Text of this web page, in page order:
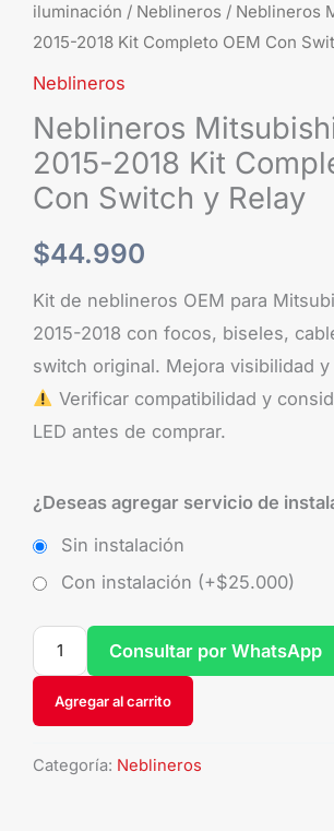
iluminación / Neblineros / Neblineros
2015-2018 Kit Completo OEM Con
Neblineros
Neblineros
2015-2018 Kit
Con Switch y Relay
$44.990
Kit de neblineros OEM para
2015-2018 con focos, biseles,
switch original. Mejora visibilidad
Verificar compatibilidad y
LED antes de comprar.
¿Deseas agregar servicio de
Sin instalación
Con instalación (+$25.000)
Agregar al carrito
Consultar por WhatsApp
Categoría: Neblineros